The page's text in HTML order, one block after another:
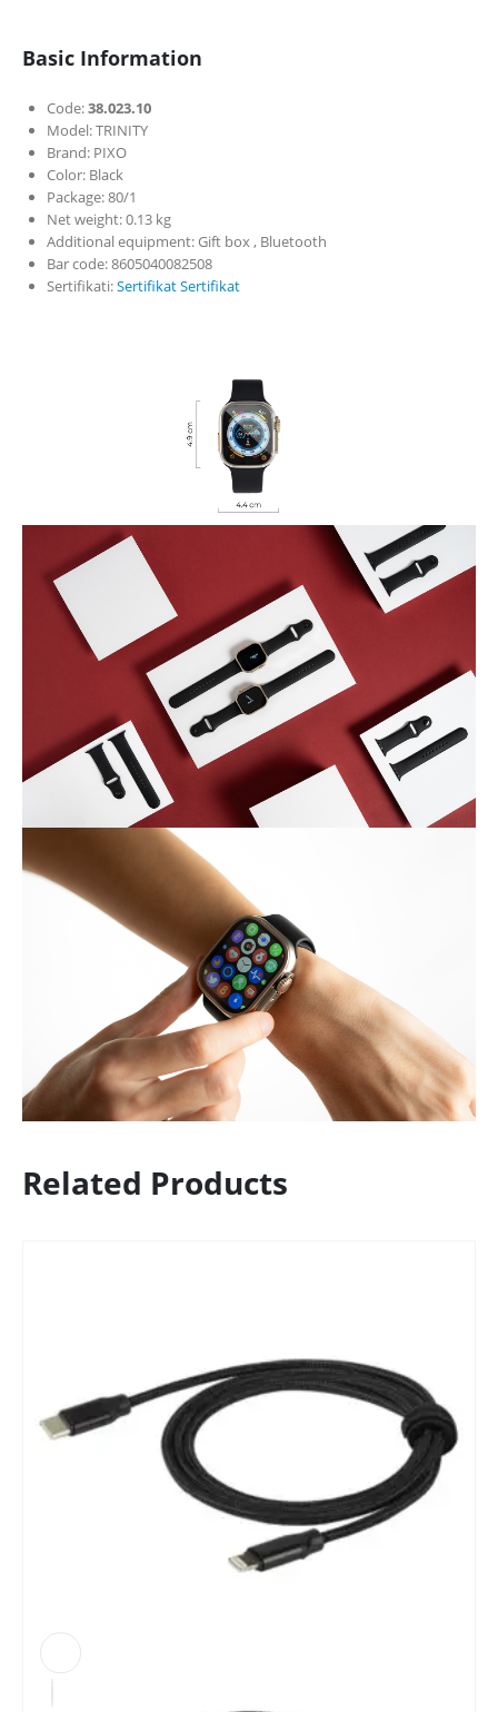
Basic Information
Code:38.023.10
Model: TRINITY
Brand: PIXO
Color: Black
Package: 80/1
Net weight: 0.13 kg
Additional equipment: Gift box , Bluetooth
Bar code: 8605040082508
Sertifikati:SertifikatSertifikat
Related Products